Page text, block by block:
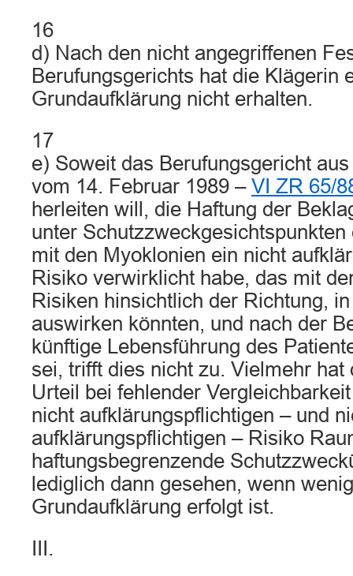
16
d) Nach den nicht angegriffenen
Berufungsgerichts hat die Klägerin
Grundaufklärung nicht erhalten.
17
e) Soweit das Berufungsgericht
vom 14. Februar 1989 – VI ZR 65/
herleiten will, die Haftung der
unter
mit den Myoklonien ein nicht
Risiko verwirklicht habe, das mit
Risiken hinsichtlich der Richtung,
auswirken könnten, und nach der
künftige Lebensführung des
sei, trifft dies nicht zu. Vielmehr hat
Urteil bei fehlender
nicht aufklärungspflichtigen – und
aufklärungspflichtigen – Risiko
haftungsbegrenzende
lediglich dann gesehen, wenn
Grundaufklärung erfolgt ist.
III.